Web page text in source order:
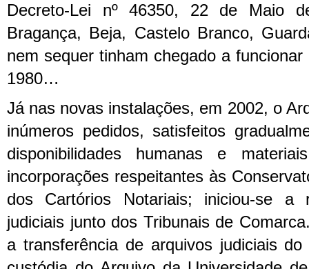
Decreto-Lei nº 46350, 22 de Maio
Bragança, Beja, Castelo Branco,
nem sequer tinham chegado a
1980…
Já nas novas instalações, em 2002, o
inúmeros pedidos, satisfeitos
disponibilidades humanas e
incorporações respeitantes às
dos Cartórios Notariais; iniciou-se a
judiciais junto dos Tribunais de
a transferência de arquivos judiciais